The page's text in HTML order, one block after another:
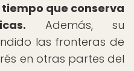
que conserva
Además, su
las fronteras de
en otras partes del